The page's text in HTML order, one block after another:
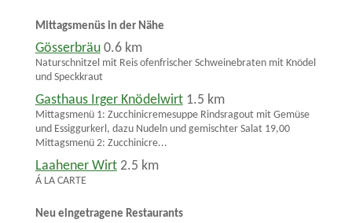
Mittagsmenüs in der Nähe
Gösserbräu 0.6 km
Naturschnitzel mit Reis ofenfrischer Schweinebraten mit Knödel
und Speckkraut
Gasthaus Irger Knödelwirt 1.5 km
Mittagsmenü 1: Zucchinicremesuppe Rindsragout mit Gemüse
und Essiggurkerl, dazu Nudeln und gemischter Salat 19,00
Mittagsmenü 2: Zucchinicre...
Laahener Wirt 2.5 km
Á LA CARTE
Neu eingetragene Restaurants